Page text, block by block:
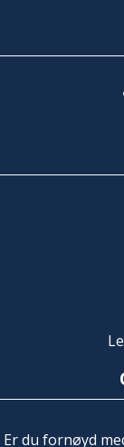
Er du fornøyd